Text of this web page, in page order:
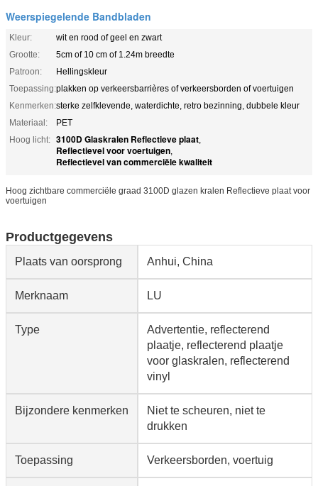
Weerspiegelende Bandbladen
Kleur:
wit en rood of geel en zwart
Grootte:
5cm of 10 cm of 1.24m breedte
Patroon:
Hellingskleur
Toepassing:plakken op verkeersbarrières of verkeersborden of voertuigen
Kenmerken:sterke zelfklevende, waterdichte, retro bezinning, dubbele kleur
Materiaal:
PET
Hoog licht: 3100D Glaskralen Reflectieve plaat,
Reflectievel voor voertuigen,
Reflectievel van commerciële kwaliteit
Hoog zichtbare commerciële graad 3100D glazen kralen Reflectieve plaat voor
voertuigen
Productgegevens
Plaats van oorsprong Anhui, China
Merknaam LU
Type
Advertentie, reflecterend
plaatje, reflecterend plaatje
voor glaskralen, reflecterend
vinyl
Bijzondere kenmerken
Niet te scheuren, niet te
drukken
Toepassing Verkeersborden, voertuig